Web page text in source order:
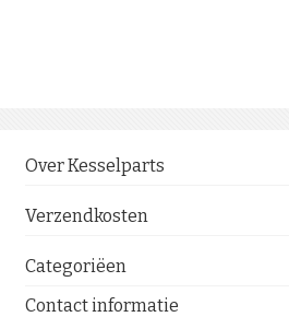
Over Kesselparts
Verzendkosten
Categoriëen
Contact informatie